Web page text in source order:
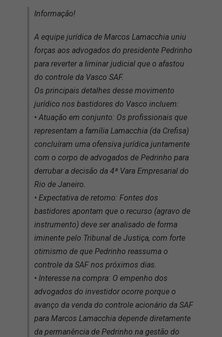
Informação!
A equipe jurídica de Marcos Lamacchia uniu
forças aos advogados do presidente Pedrinho
para reverter a liminar judicial que o afastou
do controle da Vasco SAF.
Os principais detalhes desse movimento
jurídico nos bastidores do Vasco incluem:
• Atuação em conjunto: Os profissionais que
representam a família Lamacchia (da Crefisa)
concluíram uma ofensiva jurídica juntamente
com o corpo de advogados de Pedrinho para
derrubar a decisão da 4ª Vara Empresarial do
Rio de Janeiro.
• Expectativa de retorno: Fontes dos
bastidores apontam que o recurso (agravo de
instrumento) deve ser analisado de forma
iminente pelo Tribunal de Justiça, com forte
otimismo de que Pedrinho reassuma o
controle da SAF nos próximos dias.
• Interesse na compra: O empenho dos
advogados do investidor ocorre porque o
avanço da venda do controle acionário da SAF
para Marcos Lamacchia depende diretamente
da permanência de Pedrinho na gestão do